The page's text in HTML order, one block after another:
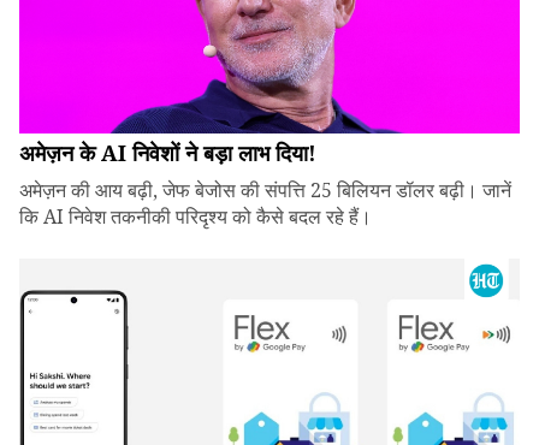
अमेज़न के AI निवेशों ने बड़ा लाभ दिया!
अमेज़न की आय बढ़ी, जेफ बेजोस की संपत्ति 25 बिलियन डॉलर बढ़ी। जानें
कि AI निवेश तकनीकी परिदृश्य को कैसे बदल रहे हैं।